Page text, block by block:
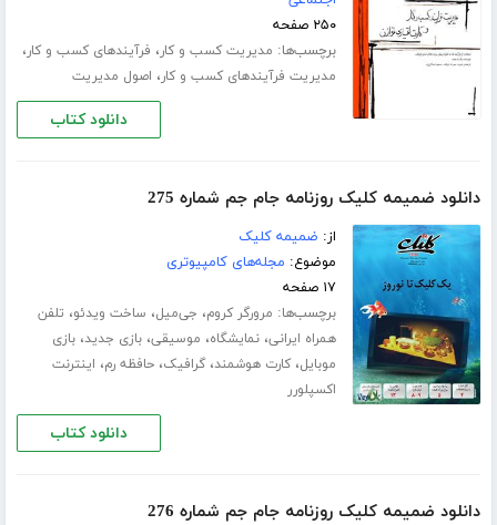
۲۵۰ صفحه
برچسب‌ها: مدیریت کسب و کار، فرآیندهای کسب و کار،
مدیریت فرآیندهای کسب و کار، اصول مدیریت
دانلود کتاب
دانلود ضمیمه کلیک روزنامه جام جم شماره 275
از: ضمیمه کلیک
موضوع: مجله‌های کامپیوتری
۱۷ صفحه
برچسب‌ها: مرورگر کروم، جی‌میل، ساخت ویدئو، تلفن
همراه ایرانی،نمایشگاه، موسیقی،بازی جدید،بازی
موبایل،کارت هوشمند،گرافیک،حافظه رم، اینترنت
اکسپلورر
دانلود کتاب
دانلود ضمیمه کلیک روزنامه جام جم شماره 276